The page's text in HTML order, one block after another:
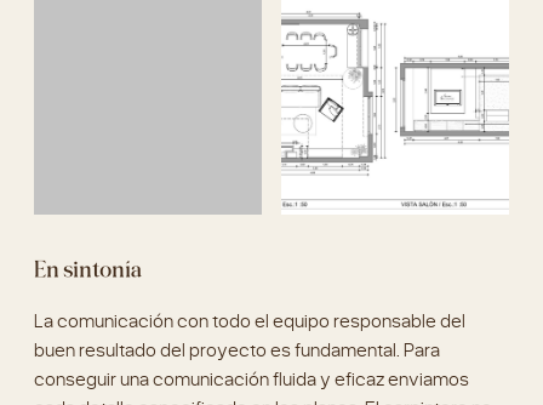
La comunicación con todo el equipo responsable del
conseguir una comunicación fluida y eficaz enviamos
cada detalle especificado en los planos. El carpintero no
tuvo ninguna duda en cuanto al Pladur ni a la hora de
realizar toda la carpintería.